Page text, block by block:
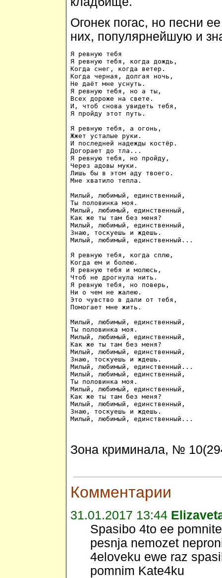
Огонек погас, но песни
них, популярнейшую и
Я ревную тебя
Я ревную тебя, когда дождь,
Когда снег, когда ветер.
Когда черная, долгая ночь,
Не даёт мне уснуть.
Я ревную тебя, но а ты,
Всех дороже на свете.
И, чтоб снова увидеть тебя,
Я пройду этот путь.
Я ревную тебя, а огонь,
Жжет усталые руки.
И последней надежды костёр.
Догорает до тла...
Я ревную тебя, но пройду,
Через адовы муки.
Лишь бы в этом аду твоего.
Мне хватило тепла.
Милый, любимый, единственный,
Ты половинка моя.
Милый, любимый, единственный,
Как же ты там без меня?
Милый, любимый, единственный,
Знаю, тоскуешь и ждешь.
Милый, любимый, единственный...
Я ревную тебя, когда сплю,
Когда ем и болею.
Я ревную тебя и молюсь,
Чтоб не дрогнула нить.
Я ревную тебя, но поверь,
Ни о чем не жалею.
Это чувство в дали от тебя,
Помогает мне жить.
Милый, любимый, единственный,
Ты половинка моя.
Милый, любимый, единственный,
Как же ты там без меня?
Милый, любимый, единственный,
Знаю, тоскуешь и ждешь.
Милый, любимый, единственный...
Милый, любимый, единственный,
Ты половинка моя.
Милый, любимый, единственный,
Как же ты там без меня?
Милый, любимый, единственный,
Знаю, тоскуешь и ждешь.
Зона криминала, №
Комментарии
31.01.2017 13:44
Spasibo 4to ee
pesnja nemozet
4eloveku ewe raz
pomnim Kate4ku